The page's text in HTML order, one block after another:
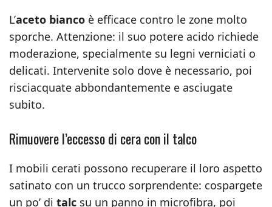
L’aceto bianco è efficace contro le zone molto
sporche. Attenzione: il suo potere acido richiede
moderazione, specialmente su legni verniciati o
delicati. Intervenite solo dove è necessario, poi
risciacquate abbondantemente e asciugate
subito.
Rimuovere l’eccesso di cera con il talco
I mobili cerati possono recuperare il loro aspetto
satinato con un trucco sorprendente: cospargete
un po’ di talc su un panno in microfibra, poi